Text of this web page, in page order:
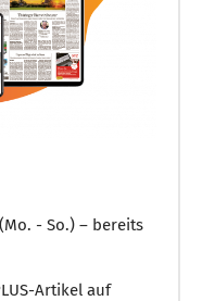
- So.) – bereits
Artikel auf